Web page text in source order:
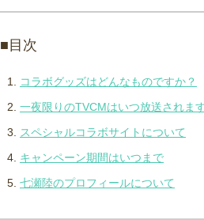
■目次
コラボグッズはどんなものですか？
一夜限りのTVCMはいつ放送されま
スペシャルコラボサイトについて
キャンペーン期間はいつまで
七瀬陸のプロフィールについて